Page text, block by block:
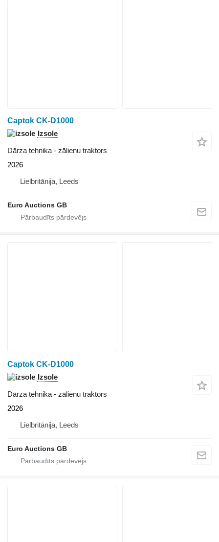
Captok CK-D1000
Izsole
Dārza tehnika - zālienu traktors
2026
Lielbritānija, Leeds
Euro Auctions GB
Captok CK-D1000
Izsole
Dārza tehnika - zālienu traktors
2026
Lielbritānija, Leeds
Euro Auctions GB